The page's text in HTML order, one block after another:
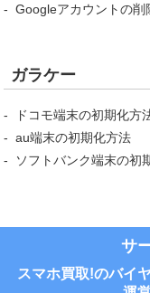
Googleアカウントの削
ガラケー
ドコモ端末の初期化方
au端末の初期化方法
ソフトバンク端末の初
サ
スマホ買取!のバイ